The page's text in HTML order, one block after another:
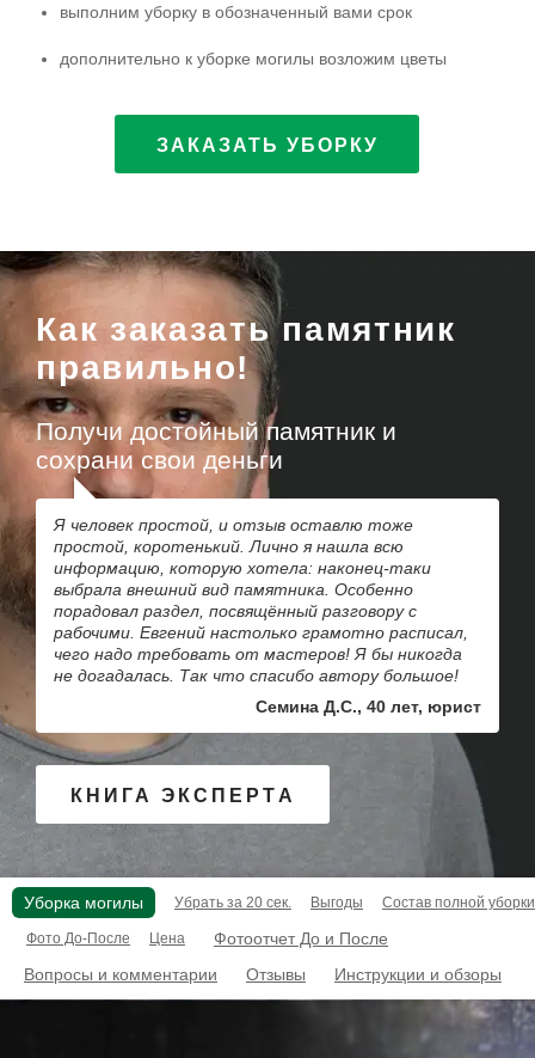
выполним уборку в обозначенный вами срок
дополнительно к уборке могилы возложим цветы
ЗАКАЗАТЬ УБОРКУ
Как заказать памятник
правильно!
Получи достойный памятник и
сохрани свои деньги
Я человек простой, и отзыв оставлю тоже
простой, коротенький. Лично я нашла всю
информацию, которую хотела: наконец-таки
выбрала внешний вид памятника. Особенно
порадовал раздел, посвящённый разговору с
рабочими. Евгений настолько грамотно расписал,
чего надо требовать от мастеров! Я бы никогда
не догадалась. Так что спасибо автору большое!
Семина Д.С., 40 лет, юрист
КНИГА ЭКСПЕРТА
Уборка могилы Убрать за 20 сек. Выгоды Состав полной уборки
Фото До-После Цена
Фотоотчет До и После
Вопросы и комментарии
Отзывы Инструкции и обзоры